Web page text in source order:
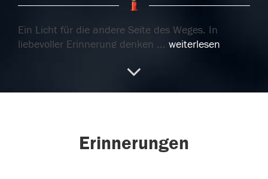
Ein Licht für die andere Seite des Weges. In
liebevoller Erinnerung denken ... weiterlesen
Erinnerungen